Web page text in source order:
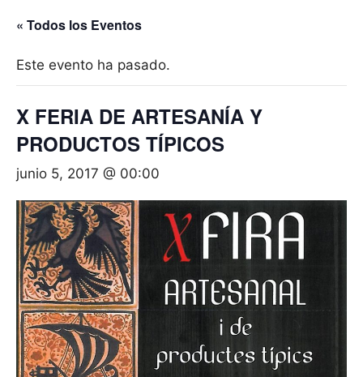
« Todos los Eventos
Este evento ha pasado.
X FERIA DE ARTESANÍA Y
PRODUCTOS TÍPICOS
junio 5, 2017 @ 00:00